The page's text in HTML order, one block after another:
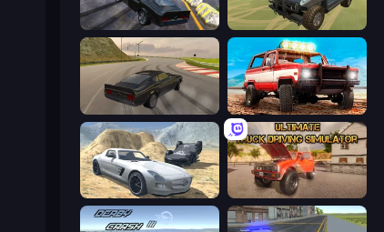
Burnout Drift 2: Hilltop 4x4 Offroader
Burnout Drift Offroad Masters Challenge
Derby Crash 2 Ultimate Truck Driving Simulator 2020